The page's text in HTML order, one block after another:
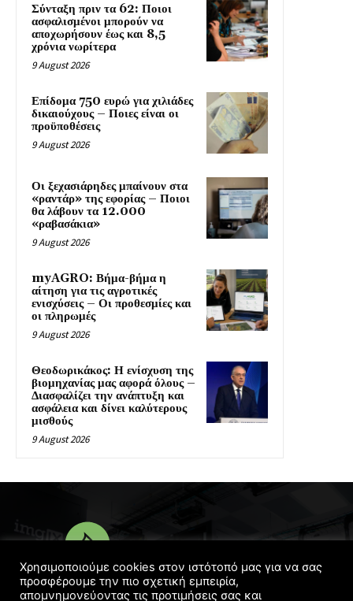
Σύνταξη πριν τα 62: Ποιοι
ασφαλισμένοι μπορούν να
αποχωρήσουν έως και 8,5
χρόνια νωρίτερα
9 August 2026
Επίδομα 750 ευρώ για χιλιάδες
δικαιούχους – Ποιες είναι οι
προϋποθέσεις
9 August 2026
Οι ξεχασιάρηδες μπαίνουν στα
«ραντάρ» της εφορίας – Ποιοι
θα λάβουν τα 12.000
«ραβασάκια»
9 August 2026
myAGRO: Βήμα-βήμα η
αίτηση για τις αγροτικές
ενισχύσεις – Οι προθεσμίες και
οι πληρωμές
9 August 2026
Θεοδωρικάκος: Η ενίσχυση της
βιομηχανίας μας αφορά όλους –
Διασφαλίζει την ανάπτυξη και
ασφάλεια και δίνει καλύτερους
μισθούς
9 August 2026
Χρησιμοποιούμε cookies στον ιστότοπό μας για να σας
προσφέρουμε την πιο σχετική εμπειρία,
απομνημονεύοντας τις προτιμήσεις σας και